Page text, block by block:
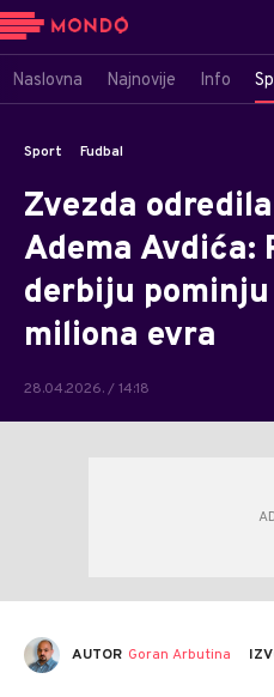
Naslovna Najnovije Info
Sport Fudbal
Zvezda
Adema Avdića:
derbiju
miliona evra
28.04.2026. / 14:18
AUTOR Goran Arbutina